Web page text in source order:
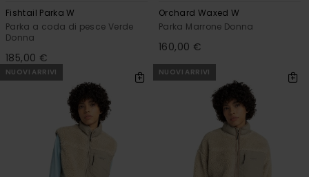
Fishtail Parka W
Parka a coda di pesce Verde
Donna
185,00 €
Orchard Waxed W
Parka Marrone Donna
160,00 €
NUOVI ARRIVI NUOVI ARRIVI